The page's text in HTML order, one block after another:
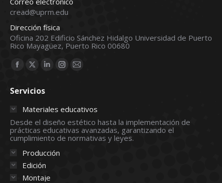
cread@uprm.edu
Dirección física
Oficina 202 Edificio Sánchez Hidalgo Universidad de Puerto
Rico Mayagüez, Puerto Rico 00680
Find us on:
Facebook
opens
new
window
X
opens
in
new
window
Linkedin
in
new
window
Instagram
in
new
window
Mail
in
new
window
Servicios
Materiales educativos
Desde el diseño estético hasta la implementación de
prácticas educativas avanzadas, garantizando el
cumplimiento de normativas y leyes.
Producción
Edición
Montaje